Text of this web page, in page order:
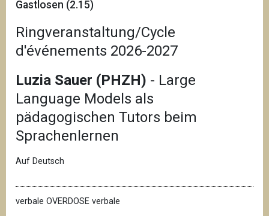
Gastlosen (2.15)
Ringveranstaltung/Cycle
d'événements 2026-2027
Luzia Sauer (PHZH) - Large
Language Models als
pädagogischen Tutors beim
Sprachenlernen
Auf Deutsch
verbale OVERDOSE verbale